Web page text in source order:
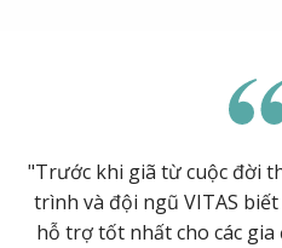
"Trước khi giã từ cuộc đời
trình và đội ngũ VITAS
hỗ trợ tốt nhất cho các